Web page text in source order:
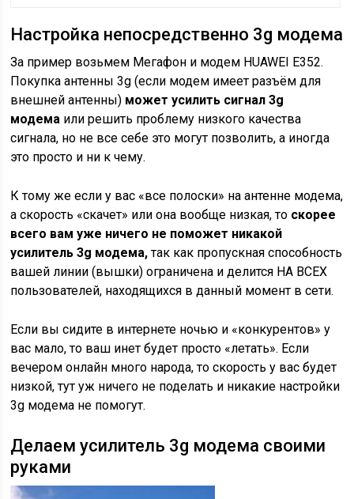
Настройка непосредственно 3g модема
За пример возьмем Мегафон и модем HUAWEI E352.
Покупка антенны 3g (если модем имеет разъём для
внешней антенны) может усилить сигнал 3g
модема или решить проблему низкого качества
сигнала, но не все себе это могут позволить, а иногда
это просто и ни к чему.
К тому же если у вас «все полоски» на антенне модема,
а скорость «скачет» или она вообще низкая, то скорее
всего вам уже ничего не поможет никакой
усилитель 3g модема,так как пропускная способность
вашей линии (вышки) ограничена и делится НА ВСЕХ
пользователей, находящихся в данный момент в сети.
Если вы сидите в интернете ночью и «конкурентов» у
вас мало, то ваш инет будет просто «летать». Если
вечером онлайн много народа, то скорость у вас будет
низкой, тут уж ничего не поделать и никакие настройки
3g модема не помогут.
Делаем усилитель 3g модема своими
руками